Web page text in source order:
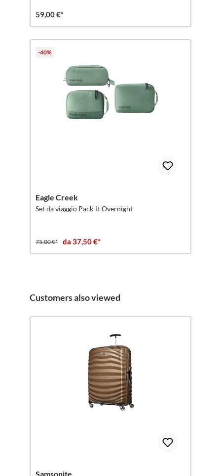
59,00 €*
-40%
Eagle Creek
Set da viaggio Pack-It Overnight
75,00 €* da 37,50 €*
Salta la galleria dei prodotti
Customers also viewed
Samsonite